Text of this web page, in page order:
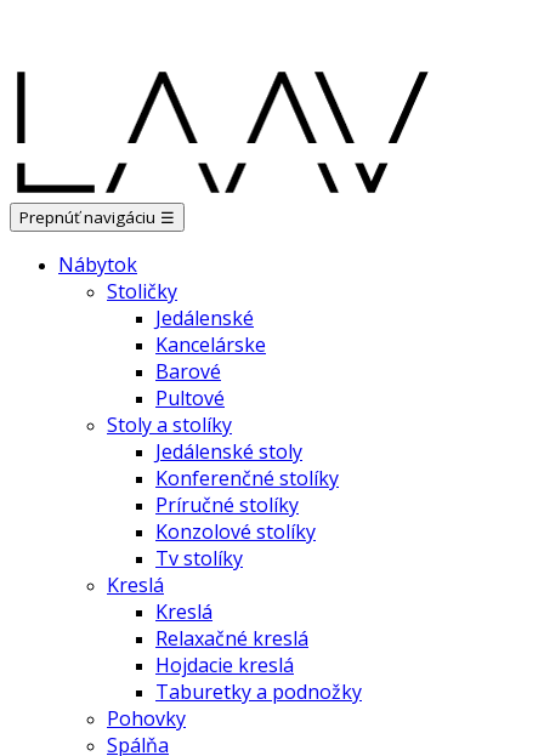
Prepnúť navigáciu ☰
Nábytok
Stoličky
Jedálenské
Kancelárske
Barové
Pultové
Stoly a stolíky
Jedálenské stoly
Konferenčné stolíky
Príručné stolíky
Konzolové stolíky
Tv stolíky
Kreslá
Kreslá
Relaxačné kreslá
Hojdacie kreslá
Taburetky a podnožky
Pohovky
Spálňa